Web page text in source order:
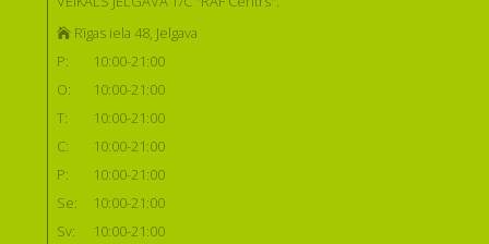
Rīgas iela 48, Jelgava
P:
10:00-21:00
O:
10:00-21:00
T:
10:00-21:00
C:
10:00-21:00
P:
10:00-21:00
Se:
10:00-21:00
Sv:
10:00-21:00